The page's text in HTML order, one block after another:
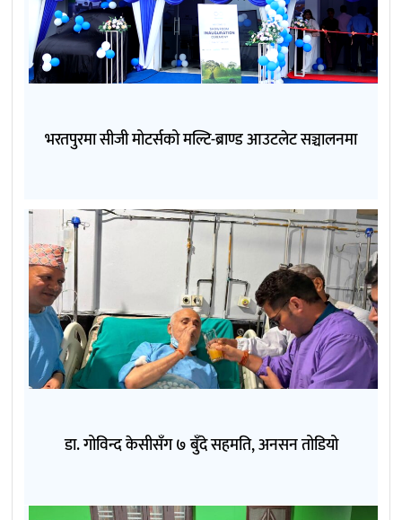
भरतपुरमा सीजी मोटर्सको मल्टि-ब्राण्ड आउटलेट सञ्चालनमा
डा. गोविन्द केसीसँग ७ बुँदे सहमति, अनसन तोडियो